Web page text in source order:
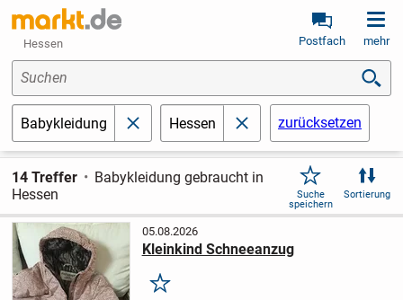
Hessen Postfach mehr
Suchen
Babykleidung schließenHessen schließenzurücksetzen
14 Treffer
Babykleidung gebraucht in
Hessen
Suche
speichern
Sortierung
05.08.2026
Kleinkind Schneeanzug
Merken